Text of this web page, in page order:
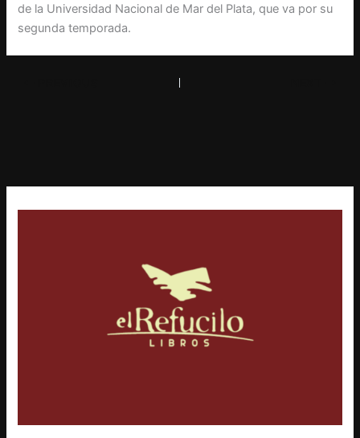
de la Universidad Nacional de Mar del Plata, que va por su
segunda temporada.